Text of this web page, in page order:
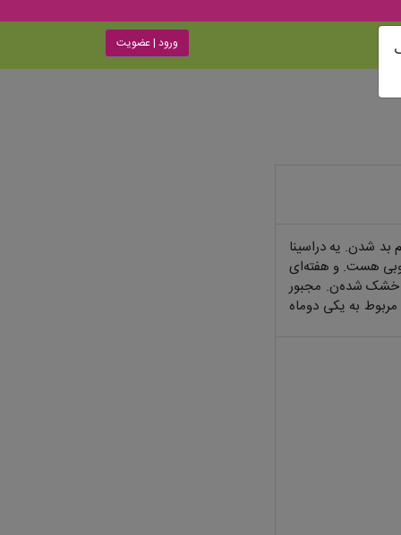
ورود | عضویت
شدن. یه دراسینا
هست. و هفته‌ای
و خشک شده‌ن. مجبور
به یکی دوماه